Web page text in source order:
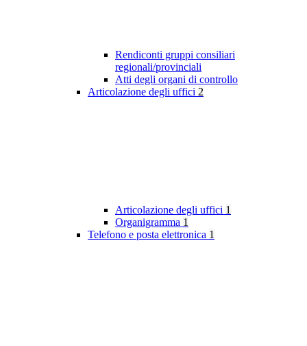
Rendiconti gruppi consiliari
regionali/provinciali
Atti degli organi di controllo
Articolazione degli uffici 2
Articolazione degli uffici 1
Organigramma 1
Telefono e posta elettronica 1